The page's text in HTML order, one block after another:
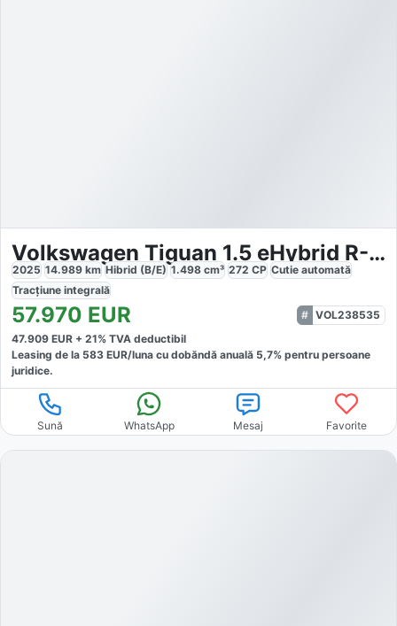
Volkswagen Tiguan 1.5 eHybrid R-Line
2025 14.989 km Hibrid (B/E) 1.498 cm³ 272 CP Cutie automată
Tracțiune integrală
57.970 EUR
VOL238535
47.909 EUR + 21% TVA deductibil
Leasing de la 583 EUR/luna cu dobăndă anuală 5,7% pentru persoane
juridice.
Sună WhatsApp Mesaj Favorite